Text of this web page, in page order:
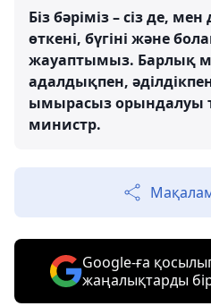
Біз бәріміз – сіз де,
өткені, бүгіні және
жауаптымыз. Барлық
адалдықпен,
ымырасыз орындалуы
министр.
Google-ға
жаңалықтарды